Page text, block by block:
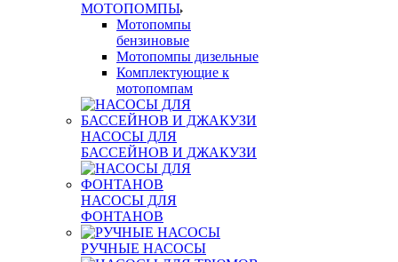
МОТОПОМПЫ
Мотопомпы
бензиновые
Мотопомпы дизельные
Комплектующие к
мотопомпам
НАСОСЫ ДЛЯ
БАССЕЙНОВ И ДЖАКУЗИ
НАСОСЫ ДЛЯ
ФОНТАНОВ
РУЧНЫЕ НАСОСЫ